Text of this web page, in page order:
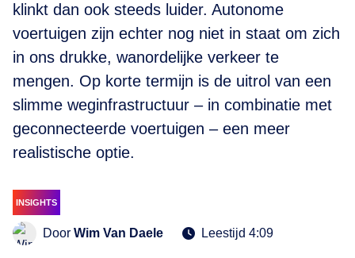
klinkt dan ook steeds luider. Autonome
voertuigen zijn echter nog niet in staat om zich
in ons drukke, wanordelijke verkeer te
mengen. Op korte termijn is de uitrol van een
slimme weginfrastructuur – in combinatie met
geconnecteerde voertuigen – een meer
realistische optie.
INSIGHTS
Door Wim Van Daele Leestijd 4:09